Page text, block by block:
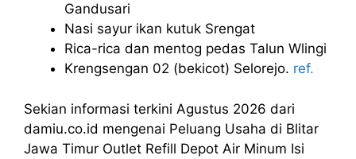
Gandusari
Nasi sayur ikan kutuk Srengat
Rica-rica dan mentog pedas Talun Wlingi
Krengsengan 02 (bekicot) Selorejo. ref.
Sekian informasi terkini Agustus 2026 dari
damiu.co.id mengenai Peluang Usaha di Blitar
Jawa Timur Outlet Refill Depot Air Minum Isi